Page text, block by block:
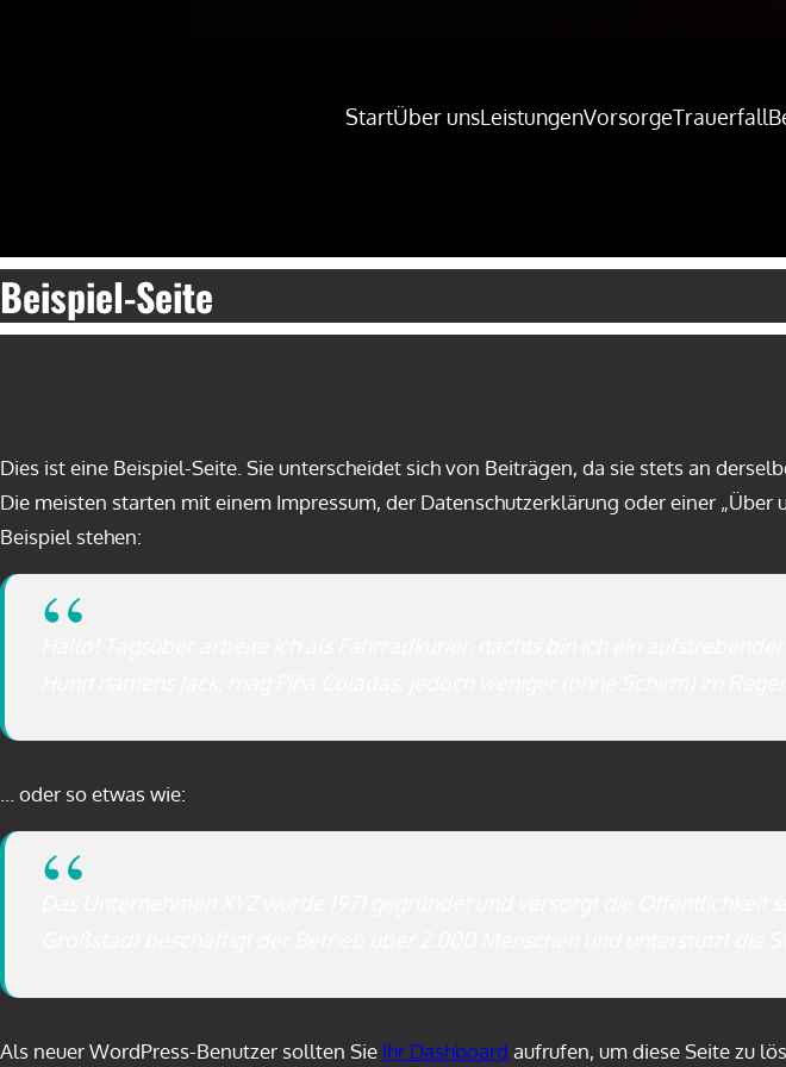
StartÜber unsLeistungenVorsorgeTrauerfall
Beispiel-Seite
Dies ist eine Beispiel-Seite. Sie unterscheidet sich von Beiträgen, da sie stets an
Die meisten starten mit einem Impressum, der Datenschutzerklärung oder einer
Beispiel stehen:
… oder so etwas wie:
Als neuer WordPress-Benutzer sollten Sie Ihr Dashboard aufrufen, um diese Seite zu